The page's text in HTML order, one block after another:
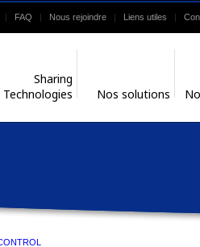
FAQ Nous rejoindre Liens utiles
Sharing
Technologies
Nos solutions